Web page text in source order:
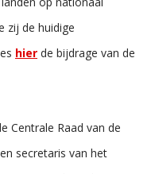
zij de huidige
hier de bijdrage van de
Centrale Raad van de
secretaris van het